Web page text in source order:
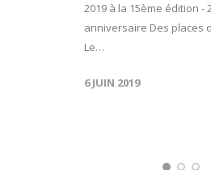
2019 à la 15ème édition -
anniversaire Des places
Le…
6 JUIN 2019